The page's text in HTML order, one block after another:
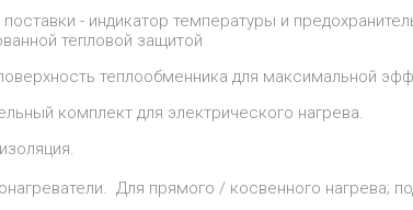
- индикатор температуры и
тепловой защитой
теплообменника для максимальной
комплект для электрического нагрева.
Для прямого / косвенного нагрева;